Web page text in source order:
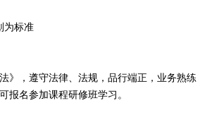
为标准
》，遵守法律、法规，品行端正，业务熟练
报名参加课程研修班学习。